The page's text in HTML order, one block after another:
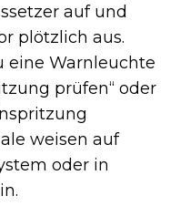
auf und
plötzlich aus.
eine Warnleuchte
prüfen“ oder
weisen auf
oder in